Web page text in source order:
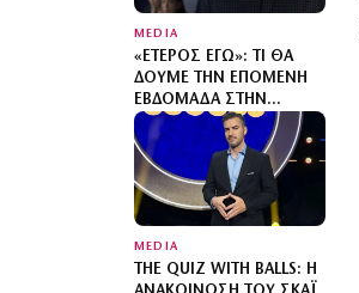
MEDIA
«ΈΤΕΡΟΣ ΕΓΏ»: ΤΙ ΘΑ
ΔΟΎΜΕ ΤΗΝ ΕΠΌΜΕΝΗ
ΕΒΔΟΜΆΔΑ ΣΤΗΝ
ΑΣΤΥΝΟΜΙΚΉ ΣΕΙΡΆ
ΜΥΣΤΗΡΊΟΥ
MEDIA
THE QUIZ WITH BALLS: Η